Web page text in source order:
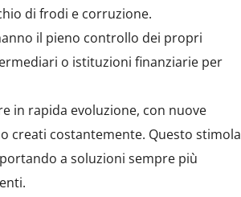
di frodi e corruzione.
il pieno controllo dei propri
o istituzioni finanziarie per
in rapida evoluzione, con nuove
creati costantemente. Questo stimola
a soluzioni sempre più